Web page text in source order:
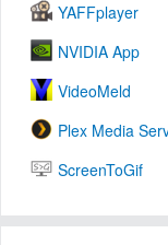
YAFFplayer
NVIDIA App
VideoMeld
Plex Media
ScreenToGif